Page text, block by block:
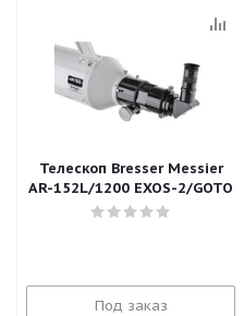
Телескоп Bresser Messier
AR-152L/1200 EXOS-2/GOTO
Под заказ